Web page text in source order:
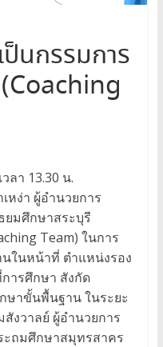
นกรรมการ
ลา 13.30 น.
หง่า ผู้อำนวยการ
มศึกษาสระบุรี
Team) ในการ
ในหน้าที่ ตำแหน่งรอง
ารศึกษา สังกัด
ษาขั้นพื้นฐาน ในระยะ
งวาลย์ ผู้อำนวยการ
ะถมศึกษาสมุทรสาคร